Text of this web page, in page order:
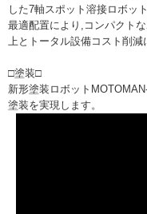
した7軸スポット溶接ロボッ
最適配置により,コンパクト
上とトータル設備コスト削減
□塗装□
新形塗装ロボット
塗装を実現します。